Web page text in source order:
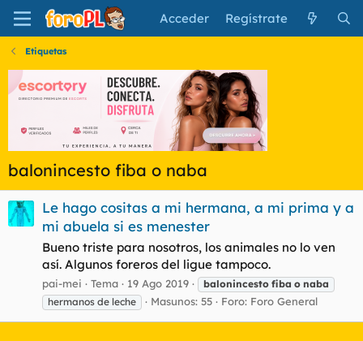
Acceder Regístrate
Etiquetas
balonincesto fiba o naba
Le hago cositas a mi hermana, a mi prima y a
mi abuela si es menester
Bueno triste para nosotros, los animales no lo ven
así. Algunos foreros del ligue tampoco.
pai-mei Tema 19 Ago 2019 balonincesto fiba o naba
hermanos de leche
Masunos: 55 Foro: Foro General